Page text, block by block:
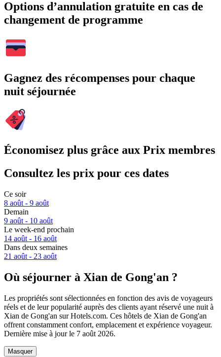
Options d’annulation gratuite en cas de
changement de programme
Gagnez des récompenses pour chaque
nuit séjournée
Économisez plus grâce aux Prix membres
Consultez les prix pour ces dates
Ce soir
8 août - 9 août
Demain
9 août - 10 août
Le week-end prochain
14 août - 16 août
Dans deux semaines
21 août - 23 août
Où séjourner à Xian de Gong'an ?
Les propriétés sont sélectionnées en fonction des avis de voyageurs
réels et de leur popularité auprès des clients ayant réservé une nuit à
Xian de Gong'an sur Hotels.com. Ces hôtels de Xian de Gong'an
offrent constamment confort, emplacement et expérience voyageur.
Dernière mise à jour le 7 août 2026.
Masquer